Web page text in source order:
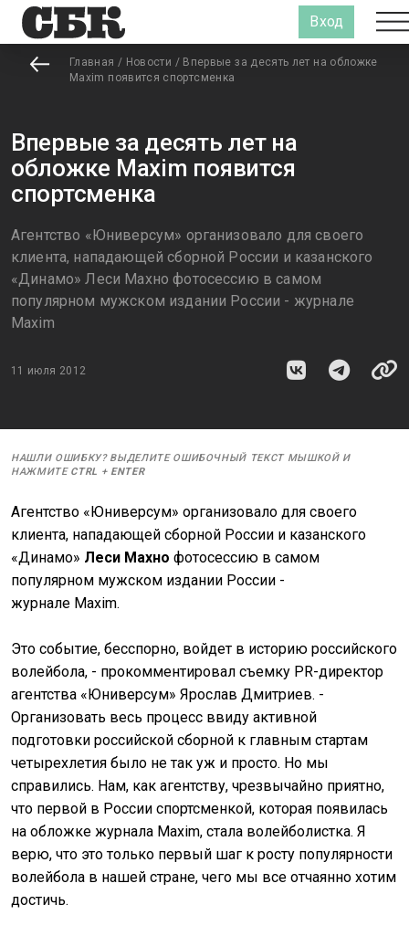
Вход
Главная / Новости / Впервые за десять лет на обложке
Maxim появится спортсменка
Впервые за десять лет на
обложке Maxim появится
спортсменка
Агентство «Юниверсум» организовало для своего
клиента, нападающей сборной России и казанского
«Динамо» Леси Махно фотосессию в самом
популярном мужском издании России - журнале
Maxim
11 июля 2012
НАШЛИ ОШИБКУ? ВЫДЕЛИТЕ ОШИБОЧНЫЙ ТЕКСТ МЫШКОЙ И
НАЖМИТЕ CTRL + ENTER
Агентство «Юниверсум» организовало для своего
клиента, нападающей сборной России и казанского
«Динамо» Леси Махно фотосессию в самом
популярном мужском издании России -
журнале Maxim.
Это событие, бесспорно, войдет в историю российского
волейбола, - прокомментировал съемку PR-директор
агентства «Юниверсум» Ярослав Дмитриев. -
Организовать весь процесс ввиду активной
подготовки российской сборной к главным стартам
четырехлетия было не так уж и просто. Но мы
справились. Нам, как агентству, чрезвычайно приятно,
что первой в России спортсменкой, которая появилась
на обложке журнала Maxim, стала волейболистка. Я
верю, что это только первый шаг к росту популярности
волейбола в нашей стране, чего мы все отчаянно хотим
достичь.